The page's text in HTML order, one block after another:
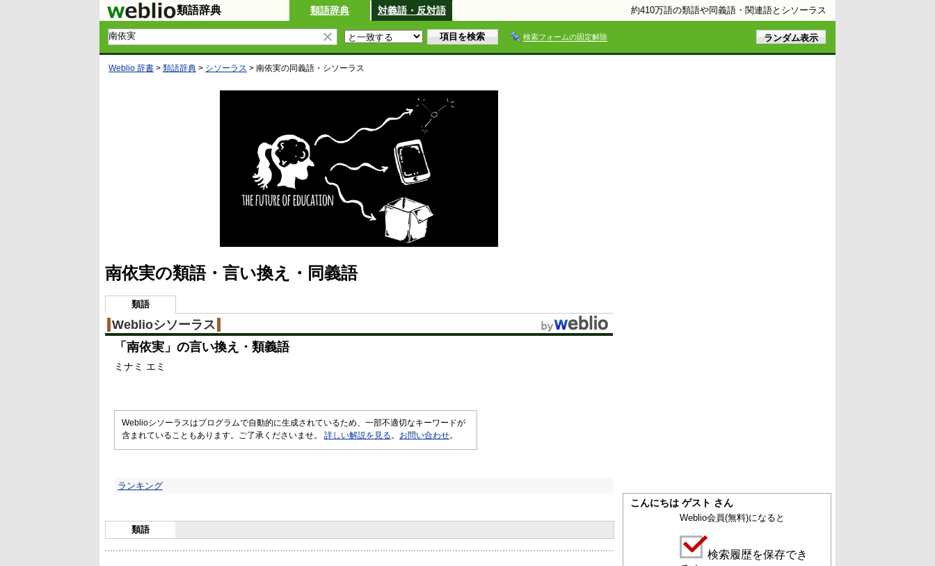
類語辞典 類語辞典 対義語・反対語 約410万語の類語や同義語・関連語とシソーラス
検索フォームの固定解除
Weblio 辞書 > 類語辞典 > シソーラス > 南依実の同義語・シソーラス
南依実の類語・言い換え・同義語
類語
Weblioシソーラス
「 南依実 」の言い換え・類義語
ミナミ エミ
Weblioシソーラスはプログラムで自動的に生成されているため、一部不適切なキーワードが
含まれていることもあります。ご了承くださいませ。 詳しい解説を見る 。 お問い合わせ。
ランキング
類語
こんにちは ゲスト さん
Weblio会員(無料)になると
検索履歴を保存でき